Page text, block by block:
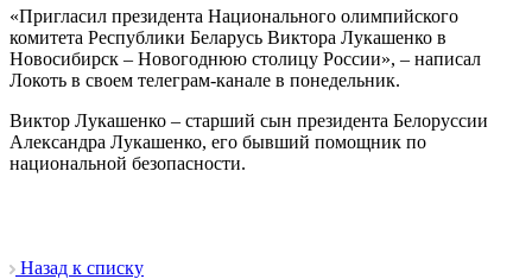
«Пригласил президента Национального олимпийского
комитета Республики Беларусь Виктора Лукашенко в
Новосибирск – Новогоднюю столицу России», – написал
Локоть в своем телеграм-канале в понедельник.
Виктор Лукашенко – старший сын президента Белоруссии
Александра Лукашенко, его бывший помощник по
национальной безопасности.
Назад к списку